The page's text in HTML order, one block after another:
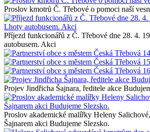
Proslov kmotrů Č. Třebové o pomoci naší
Příjezd funkcionářů z Č. Třebové dne 28. 4.
autobusem. Akci
Projev Jindřicha Šajnara, ředitele akce
Proslov akademické malířky Heleny
Šajnarem akci Budujeme Slezsko.